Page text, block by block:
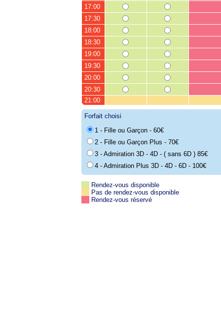
17:00
17:30
18:00
18:30
19:00
19:30
20:00
20:30
21:00
Forfait choisi
1 - Fille ou Garçon - 60€
2 - Fille ou Garçon Plus - 70€
3 - Admiration 3D - 4D - ( sans 6D ) 85€
4 - Admiration Plus 3D - 4D - 6D - 100€
Rendez-vous disponible
Pas de rendez-vous disponible
Rendez-vous réservé